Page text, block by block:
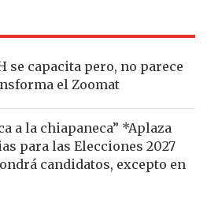
se capacita pero, no parece
el Zoomat
a la chiapaneca” *Aplaza
para las Elecciones 2027
candidatos, excepto en